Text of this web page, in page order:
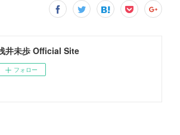
井未歩 Official Site
フォロー